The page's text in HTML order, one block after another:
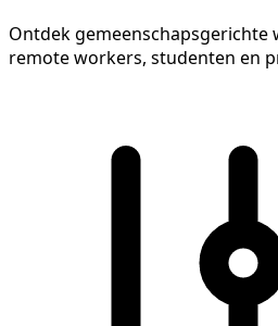
Ontdek
remote workers, studenten en